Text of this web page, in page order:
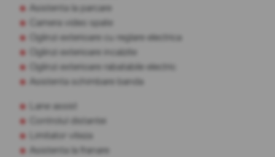
Asistenta la parcare
Camera video spate
Oglinzi exterioare cu reglare electrica
Oglinzi exterioare incalzite
Oglinzi exterioare rabatabile electric
Asistenta schimbare banda
Lane assist
Controlul distantei
Limitator viteza
Asistenta la franare